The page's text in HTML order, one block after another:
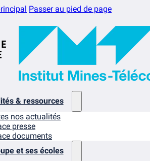
Passer au pied de page
& ressources
nos actualités
presse
documents
et ses écoles